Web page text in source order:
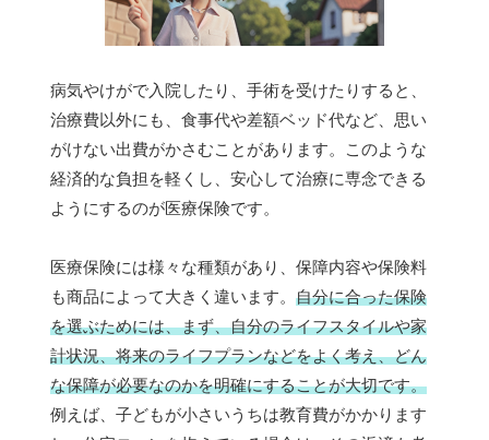
病気やけがで入院したり、手術を受けたりすると、
治療費以外にも、食事代や差額ベッド代など、思い
がけない出費がかさむことがあります。このような
経済的な負担を軽くし、安心して治療に専念できる
ようにするのが医療保険です。
医療保険には様々な種類があり、保障内容や保険料
も商品によって大きく違います。 自分に合った保険
を選ぶためには、まず、自分のライフスタイルや家
計状況、将来のライフプランなどをよく考え、どん
な保障が必要なのかを明確にすることが大切です。
例えば、子どもが小さいうちは教育費がかかります